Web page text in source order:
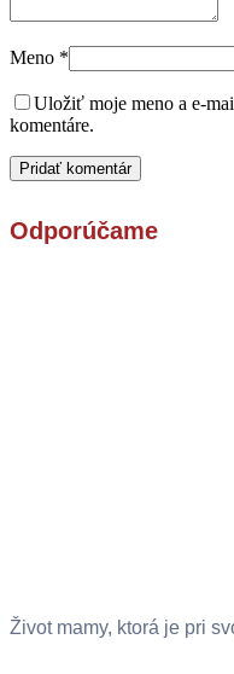
Meno *
Uložiť moje meno a e-
komentáre.
Odporúčame
Život mamy, ktorá je pri